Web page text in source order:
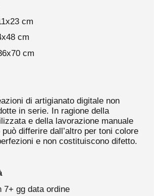
cm
cm
cm
di artigianato digitale non
in serie. In ragione della
e della lavorazione manuale
differire dall’altro per toni colore
e non costituiscono difetto.
7+ gg data ordine